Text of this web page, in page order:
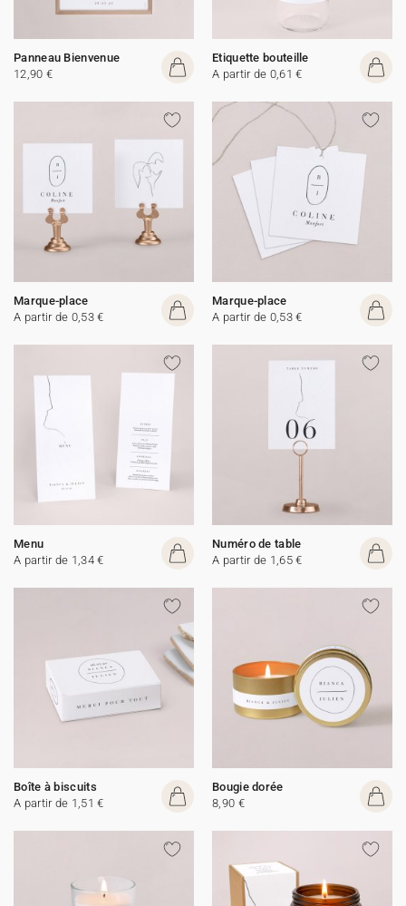
Panneau Bienvenue
12,90 €
Etiquette bouteille
A partir de 0,61 €
Marque-place
A partir de 0,53 €
Marque-place
A partir de 0,53 €
Menu
A partir de 1,34 €
Numéro de table
A partir de 1,65 €
Boîte à biscuits
A partir de 1,51 €
Bougie dorée
8,90 €